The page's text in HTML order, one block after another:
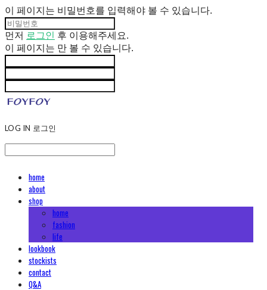
이 페이지는 비밀번호를 입력해야 볼 수 있습니다.
먼저 로그인 후 이용해주세요.
이 페이지는 만 볼 수 있습니다.
LOG IN 로그인
home
about
shop
home
fashion
life
lookbook
stockists
contact
Q&A